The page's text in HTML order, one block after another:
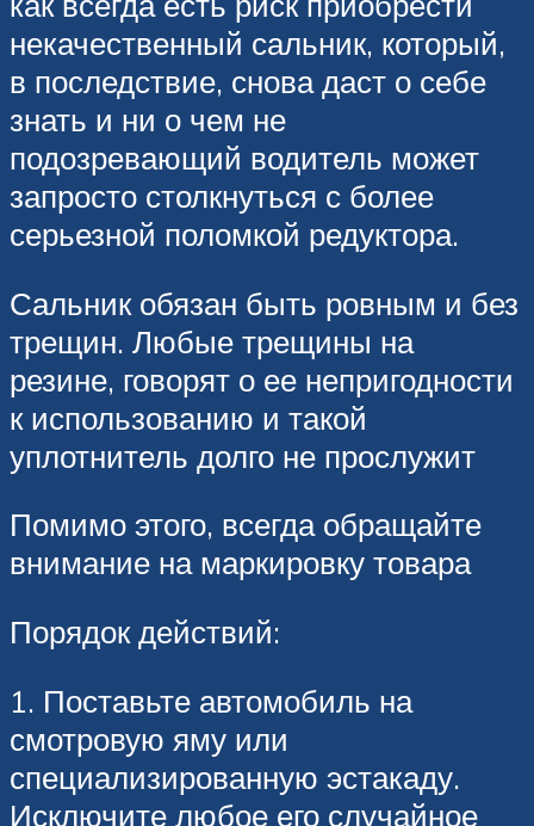
некачественный сальник, который,
в последствие, снова даст о себе
знать и ни о чем не
подозревающий водитель может
запросто столкнуться с более
серьезной поломкой редуктора.
Сальник обязан быть ровным и без
трещин. Любые трещины на
резине, говорят о ее непригодности
к использованию и такой
уплотнитель долго не прослужит
Помимо этого, всегда обращайте
внимание на маркировку товара
Порядок действий:
1. Поставьте автомобиль на
смотровую яму или
специализированную эстакаду.
Исключите любое его случайное